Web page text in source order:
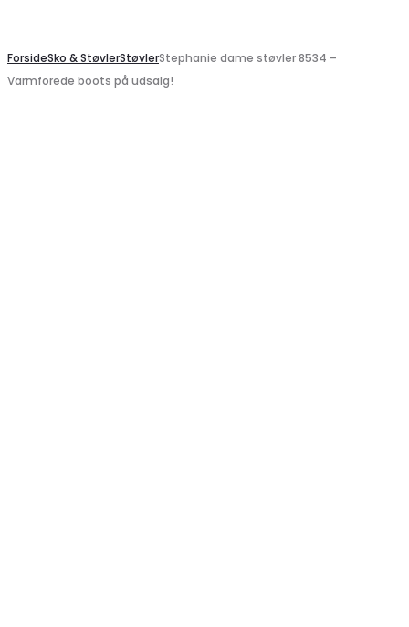
ForsideSko & StøvlerStøvlerStephanie dame støvler 8534 –
Varmforede boots på udsalg!